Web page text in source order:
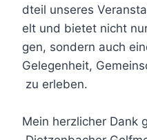
dteil unseres
elt und bietet nicht
gen, sondern auch
Gelegenheit,
zu erleben.
Mein herzlicher Dank